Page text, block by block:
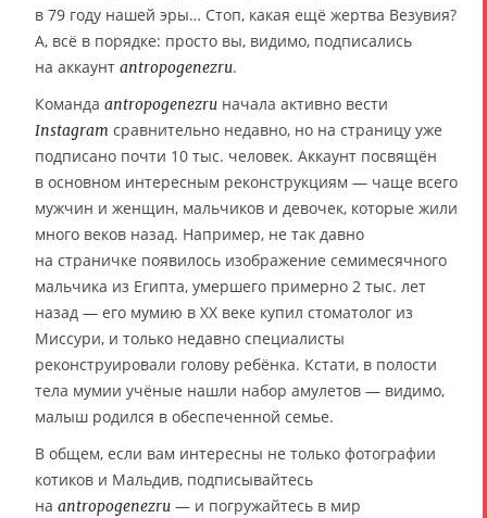
в 79 году нашей эры… Стоп, какая ещё жертва Везувия?
А, всё в порядке: просто вы, видимо, подписались
на аккаунт antropogenezru.
Команда antropogenezru начала активно вести
Instagram сравнительно недавно, но на страницу уже
подписано почти 10 тыс. человек. Аккаунт посвящён
в основном интересным реконструкциям — чаще всего
мужчин и женщин, мальчиков и девочек, которые жили
много веков назад. Например, не так давно
на страничке появилось изображение семимесячного
мальчика из Египта, умершего примерно 2 тыс. лет
назад — его мумию в XX веке купил стоматолог из
Миссури, и только недавно специалисты
реконструировали голову ребёнка. Кстати, в полости
тела мумии учёные нашли набор амулетов — видимо,
малыш родился в обеспеченной семье.
В общем, если вам интересны не только фотографии
котиков и Мальдив, подписывайтесь
на antropogenezru — и погружайтесь в мир